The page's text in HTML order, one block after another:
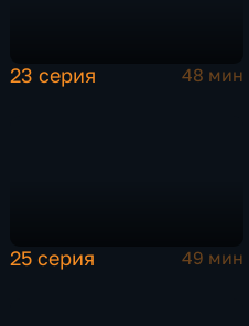
23 серия 48 мин
25 серия 49 мин